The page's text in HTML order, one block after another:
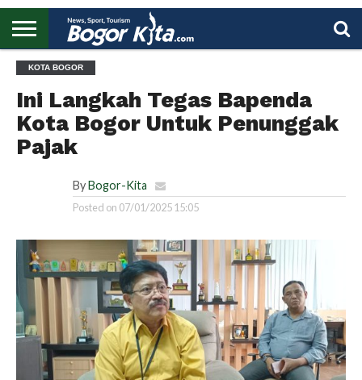
BOGOR
REGIONAL
NASIONAL
PENDIDIKAN
WISATA
OLAHRAGA
LAPORAN
PROFIL
KOTA BOGOR
Ini Langkah Tegas Bapenda
Kota Bogor Untuk Penunggak
Pajak
By Bogor-Kita
Posted on 07/01/2025 15:05